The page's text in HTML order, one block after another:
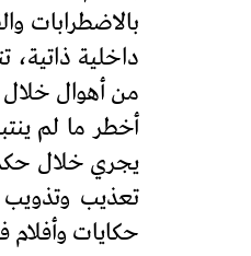
بالاضطرابات
داخلية
من أهوال
يجري خلال حكم
تعذيب وتذويب
حكايات